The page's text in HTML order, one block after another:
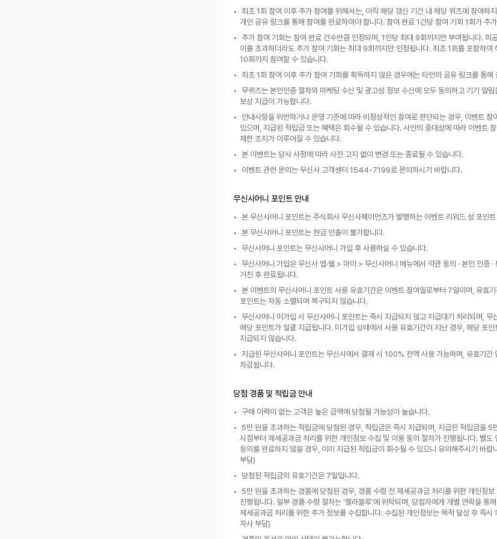
최초 1회 참여 이후 추가 참여를 위해서는, 아직 해당 갱신 기간 내 해당 퀴즈에 참여하
개인 공유 링크를 통해 참여를 완료하여야 합니다. 참여 완료 1건당 참여 기회 1회가 추
추가 참여 기회는 참여 완료 건수만큼 인정되며, 1인당 최대 9회까지만 부여됩니다. 피
이를 초과하더라도 추가 참여 기회는 최대 9회까지만 인정됩니다. 최초 1회를 포함하여
10회까지 참여할 수 있습니다.
최초 1회 참여 이후 추가 참여 기회를 획득하지 않은 경우에는 타인의 공유 링크를 통해
무퀴즈는 본인인증 절차와 마케팅 수신 및 광고성 정보 수신에 모두 동의하고 기기 알
보상 지급이 가능합니다.
안내사항을 위반하거나 운영 기준에 따라 비정상적인 참여로 판단되는 경우, 이벤트 참
있으며, 지급된 적립금 또는 혜택은 회수될 수 있습니다. 사안의 중대성에 따라 이벤트
제한 조치가 이루어질 수 있습니다.
본 이벤트는 당사 사정에 따라 사전 고지 없이 변경 또는 종료될 수 있습니다.
이벤트 관련 문의는 무신사 고객센터 1544-7199로 문의하시기 바랍니다.
무신사머니 포인트 안내
본 무신사머니 포인트는 주식회사 무신사페이먼츠가 발행하는 이벤트 리워드 성 포인
본 무신사머니 포인트는 현금 인출이 불가합니다.
무신사머니 포인트는 무신사머니 가입 후 사용하실 수 있습니다.
무신사머니 가입은 무신사 앱·웹 > 마이 > 무신사머니 메뉴에서 약관 동의 · 본인 인증
거친 후 완료됩니다.
본 이벤트의 무신사머니 포인트 사용 유효기간은 이벤트 참여일로부터 7일이며, 유효
포인트는 자동 소멸되며 복구되지 않습니다.
무신사머니 미가입 시 무신사머니 포인트는 즉시 지급되지 않고 지급대기 처리되며, 무
해당 포인트가 일괄 지급됩니다. 미가입 상태에서 사용 유효기간이 지난 경우, 해당 포인
지급되지 않습니다.
지급된 무신사머니 포인트는 무신사에서 결제 시 100% 전액 사용 가능하며, 유효기간
차감됩니다.
당첨 경품 및 적립금 안내
구매 이력이 없는 고객은 높은 금액에 당첨될 가능성이 높습니다.
5만 원을 초과하는 적립금에 당첨된 경우, 적립금은 즉시 지급되며, 지급된 적립금을 5
시점부터 제세공과금 처리를 위한 개인정보 수집 및 이용 동의 절차가 진행됩니다. 별도
동의를 완료하지 않을 경우, 이미 지급된 적립금이 회수될 수 있으니 유의해주시기 바랍
부담)
당첨된 적립금의 유효기간은 7일입니다.
5만 원을 초과하는 경품에 당첨된 경우, 경품 수령 전 제세공과금 처리를 위한 개인정
진행됩니다. 일부 경품 수령 절차는 '젤라블루'에 위탁되며, 당첨자에게 개별 연락을 통
제세공과금 처리를 위한 추가 정보를 수집합니다. 수집된 개인정보는 목적 달성 후 즉시
자사 부담)